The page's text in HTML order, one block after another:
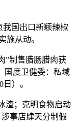
国出口新颖辣椒
施从动。
制售腊肠腊肉获
国度卫健委：私域
）。
；克明食物启动
事店肆天分制假